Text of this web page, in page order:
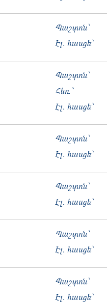
Պաշտոն՝
Էլ. հասցե՝
Պաշտոն՝
Հեռ․՝
Էլ. հասցե՝
Պաշտոն՝
Էլ. հասցե՝
Պաշտոն՝
Էլ. հասցե՝
Պաշտոն՝
Էլ. հասցե՝
Պաշտոն՝
Էլ. հասցե՝